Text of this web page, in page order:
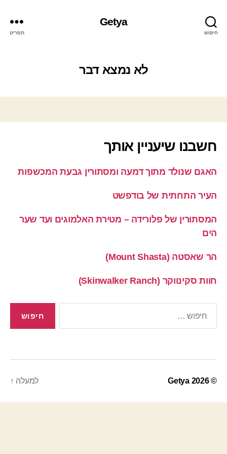
חיפוש
Getya
תפריט
לא נמצא דבר
חשבנו שיעניין אותך
האגם שנולד מתוך דמעה ומסתורין גבעת המכשפות
העיר התחתית של בודפשט
המסתורין של פלורידה – מטירת האלמוגים ועד שער
הים
הר שאסטה (Mount Shasta)
חוות סקינווקר (Skinwalker Ranch)
© 2026
Getya למעלה ↑